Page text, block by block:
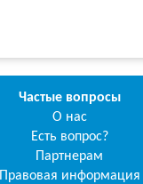
Частые вопросы
О нас
Есть вопрос?
Партнерам
Правовая информация